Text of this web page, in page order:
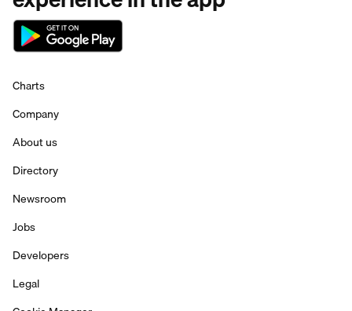
Charts
Company
About us
Directory
Newsroom
Jobs
Developers
Legal